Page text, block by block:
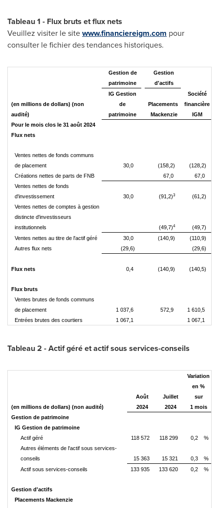
Tableau 1 - Flux bruts et flux nets
Veuillez visiter le sitewww.financiereigm.com pour
consulter le fichier des tendances historiques.
Gestion de
patrimoine
Gestion
d'actifs
(en millions de dollars) (non
audité)
IG Gestion
de
patrimoine
Placements
Mackenzie
Société
financière
IGM
Pour le mois clos le 31 août 2024
Flux nets
Ventes nettes de fonds communs
de placement
30,0 (158,2)
(128,2)
Créations nettes de parts de FNB
67,0
67,0
Ventes nettes de fonds
d'investissement
30,0 (91,2)3
(61,2)
Ventes nettes de comptes à gestion
distincte d'investisseurs
institutionnels
(49,7)4
(49,7)
Ventes nettes au titre de l'actif géré
30,0 (140,9)
(110,9)
Autres flux nets
(29,6) (29,6)
Flux nets 0,4 (140,9) (140,5)
Flux bruts
Ventes brutes de fonds communs
de placement
1 037,6 572,9
1 610,5
Entrées brutes des courtiers
1 067,1 1 067,1
Tableau 2 - Actif géré et actif sous services-conseils
(en millions de dollars) (non audité)
Août
2024
Juillet
2024
Variation
en %
sur
1 mois
Gestion de patrimoine
IG Gestion de patrimoine
Actif géré
118 572 118 299 0,2
%
Autres éléments de l'actif sous services-
conseils
15 363 15 321 0,3
%
Actif sous services-conseils
133 935 133 620 0,2 %
Gestion d'actifs
Placements Mackenzie